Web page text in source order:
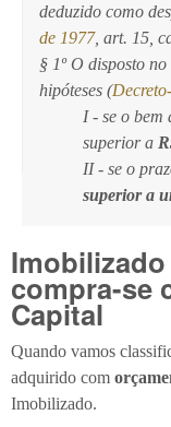
deduzido como
de 1977, art. 15,
§ 1º O disposto
hipóteses (
I - se o
superior a
II - se o
superior a
compra-se
Capital
Quando vamos
adquirido com
Imobilizado.